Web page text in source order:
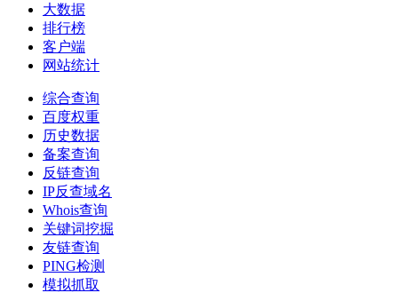
大数据
排行榜
客户端
网站统计
综合查询
百度权重
历史数据
备案查询
反链查询
IP反查域名
Whois查询
关键词挖掘
友链查询
PING检测
模拟抓取